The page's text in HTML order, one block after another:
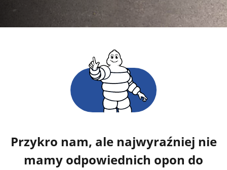
Przykro nam, ale najwyraźniej nie
mamy odpowiednich opon do